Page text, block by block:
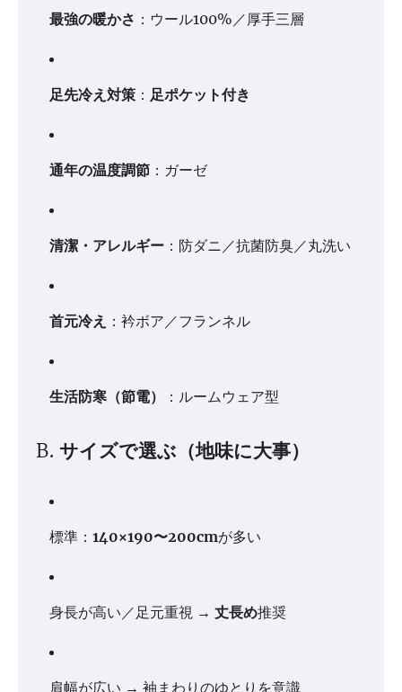
最強の暖かさ ：ウール100%／厚手三層
足先冷え対策 ： 足ポケット付き
通年の温度調節 ：ガーゼ
清潔・アレルギー ：防ダニ／抗菌防臭／丸洗い
首元冷え ：衿ボア／フランネル
生活防寒（節電） ：ルームウェア型
B. サイズで選ぶ（地味に大事）
標準： 140×190〜200cmが多い
身長が高い／足元重視 → 丈長め推奨
肩幅が広い → 袖まわりのゆとりを意識